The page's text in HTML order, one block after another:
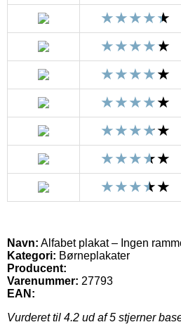
Navn: Alfabet plakat – Ingen
Kategori: Børneplakater
Producent:
Varenummer: 27793
EAN:
Vurderet til 4.2 ud af 5 stjerner